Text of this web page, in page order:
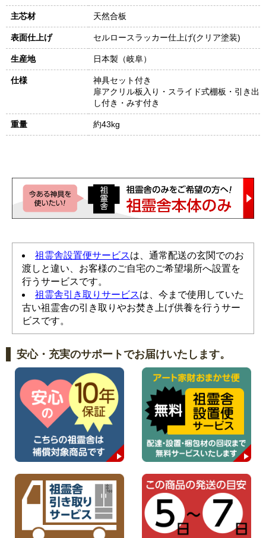
主芯材 天然合板
表面仕上げ セルロースラッカー仕上げ(クリア塗装)
生産地 日本製（岐阜）
仕様
神具セット付き
扉アクリル板入り・スライド式棚板・引き出
し付き・みす付き
重量 約43kg
祖霊舎設置便サービスは、通常配送の玄関でのお
渡しと違い、お客様のご自宅のご希望場所へ設置を
行うサービスです。
祖霊舎引き取りサービスは、今まで使用していた
古い祖霊舎の引き取りやお焚き上げ供養を行うサー
ビスです。
安心・充実のサポートでお届けいたします。